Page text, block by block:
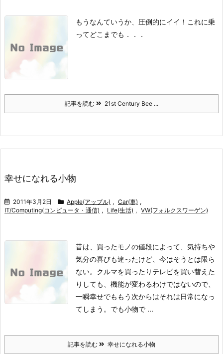
もうなんていうか、圧倒的にイイ！ これに乗
ってどこまでも．．．
記事を読む 21st Century Bee ...
幸せになれる小物
2011年3月2日 Apple(アップル) , Car(車) ,
IT/Computing(コンピュータ・通信) , Life(生活) , VW(フォルクスワーゲン)
昔は、買ったモノの値段によって、気持ちや
気分の喜びも違ったけど、今はそうとは限ら
ない。クルマを買ったりテレビを買い替えた
りしても、機能が変わるわけではないので、
一瞬幸せでももう次からはそれは日常になっ
てしまう。 でも小物で ...
記事を読む 幸せになれる小物